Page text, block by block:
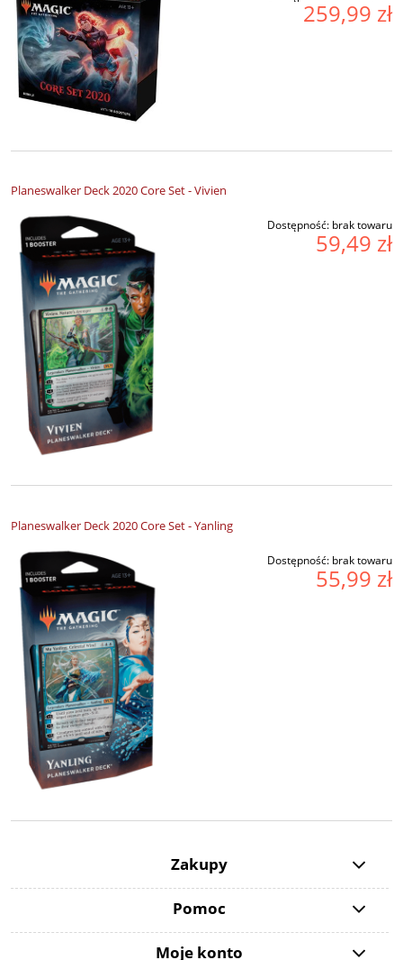
259,99 zł
Planeswalker Deck 2020 Core Set - Vivien
Dostępność: brak towaru
59,49 zł
Planeswalker Deck 2020 Core Set - Yanling
Dostępność: brak towaru
55,99 zł
Zakupy
Pomoc
Moje konto